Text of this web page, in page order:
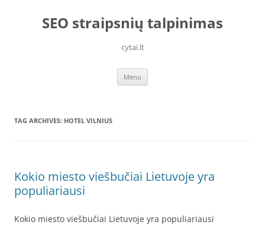
contentSEO straipsnių talpinimas
cytai.lt
Menu
TAG ARCHIVES: HOTEL VILNIUS
Kokio miesto viešbučiai Lietuvoje yra
populiariausi
Kokio miesto viešbučiai Lietuvoje yra populiariausi